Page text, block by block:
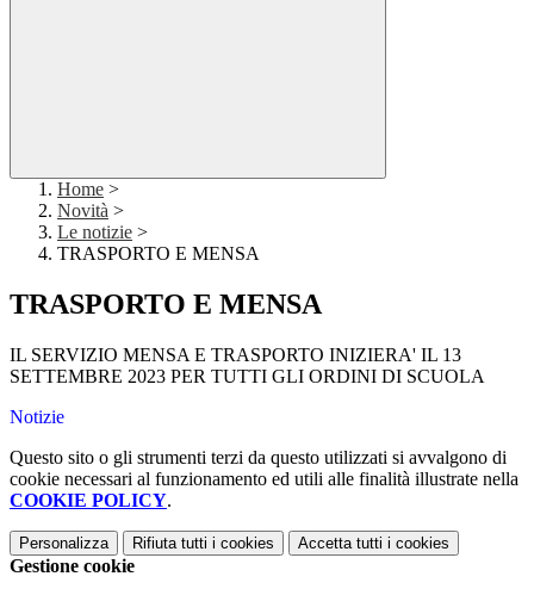
Home >
Novità >
Le notizie >
TRASPORTO E MENSA
TRASPORTO E MENSA
IL SERVIZIO MENSA E TRASPORTO INIZIERA' IL 13
SETTEMBRE 2023 PER TUTTI GLI ORDINI DI SCUOLA
Notizie
Questo sito o gli strumenti terzi da questo utilizzati si avvalgono di
cookie necessari al funzionamento ed utili alle finalità illustrate nella
COOKIE POLICY.
Personalizza Rifiuta tutti i cookies Accetta tutti i cookies
Gestione cookie